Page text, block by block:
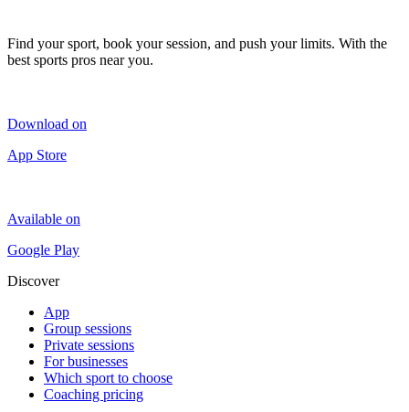
Find your sport, book your session, and push your limits. With the
best sports pros near you.
Download on
App Store
Available on
Google Play
Discover
App
Group sessions
Private sessions
For businesses
Which sport to choose
Coaching pricing